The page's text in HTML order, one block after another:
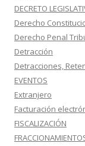
DECRETO
Derecho
Derecho Penal
Detracción
Detracciones,
EVENTOS
Extranjero
Facturación
FISCALIZACIÓN